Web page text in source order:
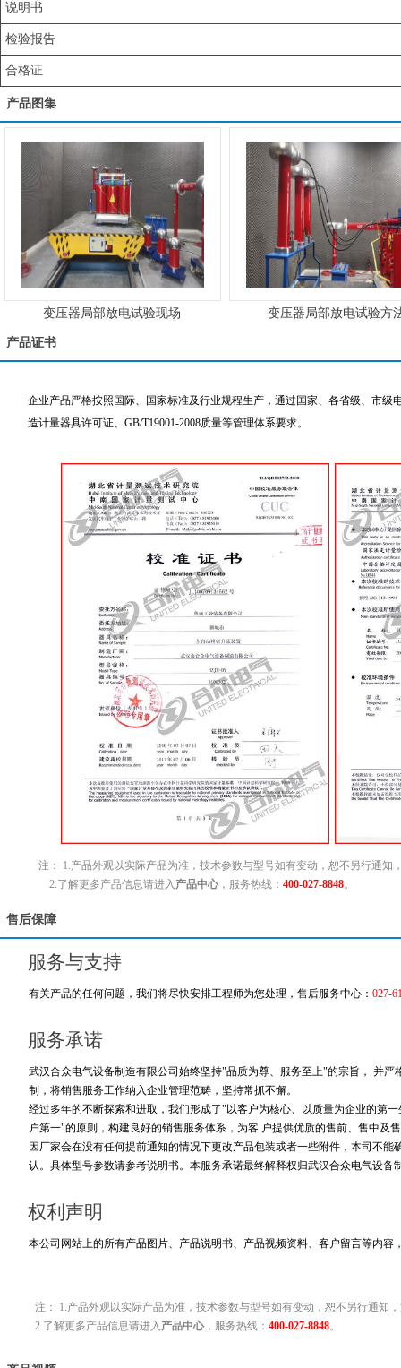
说明书
检验报告
合格证
产品图集
变压器局部放电试验现场 变压器局部放电试验方
产品证书
企业产品严格按照国际、国家标准及行业规程生产，通过国家、各省级、市
造计量器具许可证、GB/T19001-2008质量等管理体系要求。
注： 1.产品外观以实际产品为准，技术参数与型号如有变动，恕不另行通知
2.了解更多产品信息请进入 产品中心 ，服务热线： 400-027-8848。
售后保障
服务与支持
有关产品的任何问题，我们将尽快安排工程师为您处理，售后服务中心： 027-
服务承诺
武汉合众电气设备制造有限公司始终坚持"品质为尊、服务至上"的宗旨， 并
制，将销售服务工作纳入企业管理范畴，坚持常抓不懈。
经过多年的不断探索和进取，我们形成了"以客户为核心、以质量为企业的第
户第一"的原则，构建良好的销售服务体系，为客 户提供优质的售前、售中及
因厂家会在没有任何提前通知的情况下更改产品包装或者一些附件，本司不
认。具体型号参数请参考说明书。本服务承诺最终解释权归武汉合众电气设备
权利声明
本公司网站上的所有产品图片、产品说明书、产品视频资料、客户留言等内
注： 1.产品外观以实际产品为准，技术参数与型号如有变动，恕不另行通知
2.了解更多产品信息请进入 产品中心 ，服务热线： 400-027-8848。